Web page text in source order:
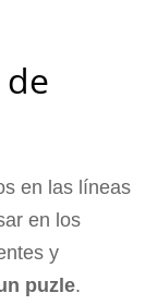
en las líneas
en los
y
puzle.